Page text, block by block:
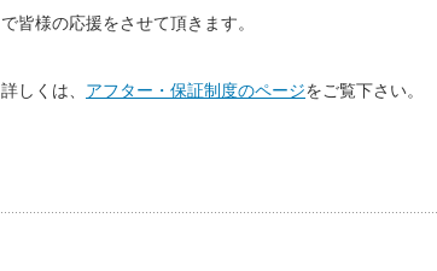
で皆様の応援をさせて頂きます。
詳しくは、 アフター・保証制度のページをご覧下さい。